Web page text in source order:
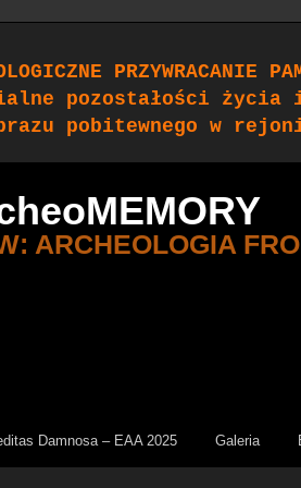
PRZYWRACANIE
pozostałości życia
pobitewnego w
ARCHEOLOGIA
Damnosa – EAA 2025 Galeria